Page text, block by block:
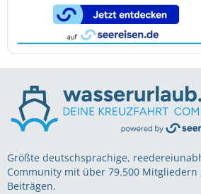
Größte deutschsprachige,
Community mit über 79.500
Beiträgen.